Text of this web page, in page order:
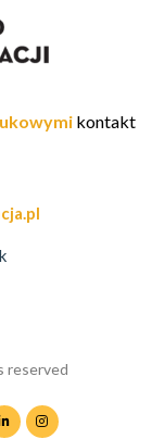
kontakt
reserved